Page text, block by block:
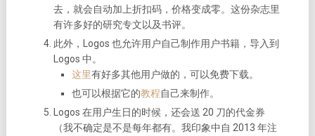
去，就会自动加上折扣码，价格变成零。这份杂志里
有许多好的研究专文以及书评。
此外，Logos 也允许用户自己制作用户书籍，导入到
Logos 中。
这里有好多其他用户做的，可以免费下载。
也可以根据它的教程自己来制作。
Logos 在用户生日的时候，还会送 20 刀的代金券
（我不确定是不是每年都有。我印象中自 2013 年注